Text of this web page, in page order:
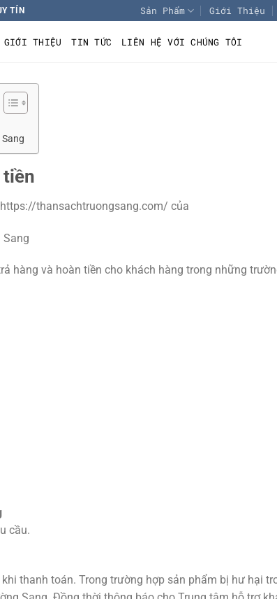
TÍN Sản Phẩm Giới Thiệu
GIỚI THIỆU TIN TỨC LIÊN HỆ VỚI CHÚNG TÔI
tiền
thansachtruongsang.com/ của
Sang
hàng và hoàn tiền cho khách hàng trong những
cầu.
thanh toán. Trong trường hợp sản phẩm bị hư hại